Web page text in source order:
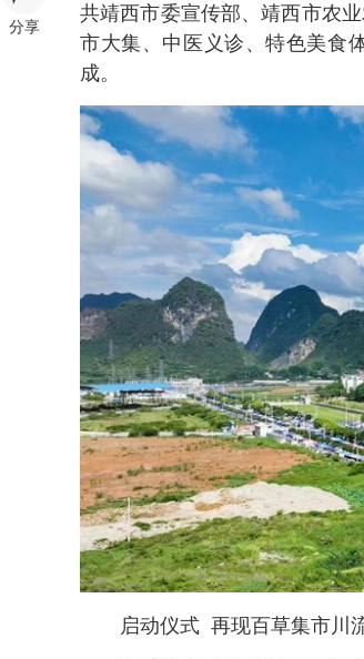
分享
共靖西市委宣传部、靖西市农
市大集、中医义诊、特色美食
成。
启动仪式 再现百草集市川